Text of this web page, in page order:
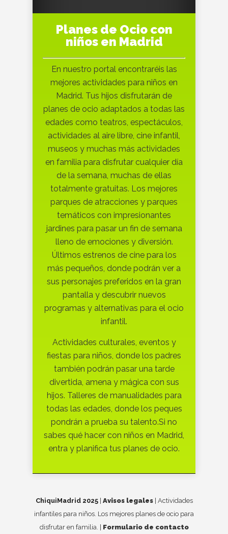
Planes de Ocio con
niños en Madrid
En nuestro portal encontraréis las
mejores actividades para niños en
Madrid. Tus hijos disfrutarán de
planes de ocio adaptados a todas las
edades como teatros, espectáculos,
actividades al aire libre, cine infantil,
museos y muchas más actividades
en familia para disfrutar cualquier día
de la semana, muchas de ellas
totalmente gratuitas. Los mejores
parques de atracciones y parques
temáticos con impresionantes
jardines para pasar un fin de semana
lleno de emociones y diversión.
Últimos estrenos de cine para los
más pequeños, donde podrán ver a
sus personajes preferidos en la gran
pantalla y descubrir nuevos
programas y alternativas para el ocio
infantil.
Actividades culturales, eventos y
fiestas para niños, donde los padres
también podrán pasar una tarde
divertida, amena y mágica con sus
hijos. Talleres de manualidades para
todas las edades, donde los peques
pondrán a prueba su talento.Si no
sabes qué hacer con niños en Madrid,
entra y planifica tus planes de ocio.
ChiquiMadrid 2025| Avisos legales| Actividades
infantiles para niños. Los mejores planes de ocio para
disfrutar en familia. | Formulario de contacto